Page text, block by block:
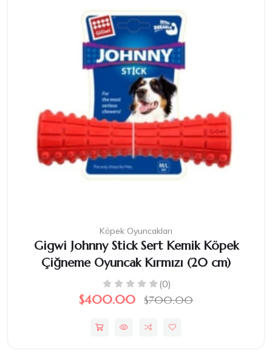
Köpek Oyuncakları
Gigwi Johnny Stick Sert Kemik Köpek
Çiğneme Oyuncak Kırmızı (20 cm)
(0)
$400.00 $700.00